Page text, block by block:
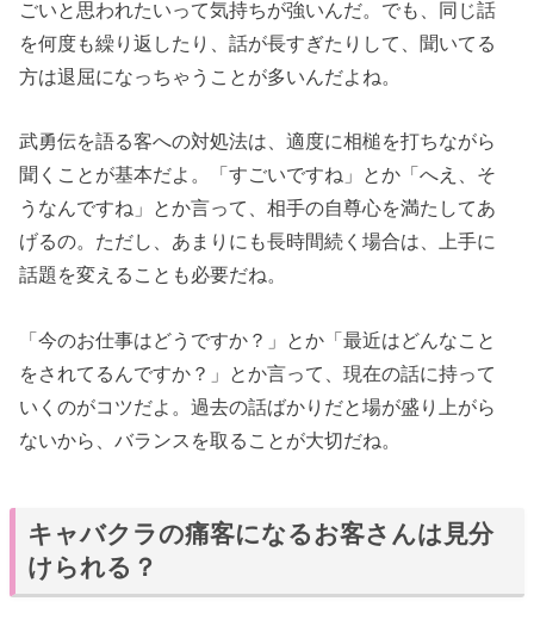
ごいと思われたいって気持ちが強いんだ。でも、同じ話
を何度も繰り返したり、話が長すぎたりして、聞いてる
方は退屈になっちゃうことが多いんだよね。
武勇伝を語る客への対処法は、適度に相槌を打ちながら
聞くことが基本だよ。「すごいですね」とか「へえ、そ
うなんですね」とか言って、相手の自尊心を満たしてあ
げるの。ただし、あまりにも長時間続く場合は、上手に
話題を変えることも必要だね。
「今のお仕事はどうですか？」とか「最近はどんなこと
をされてるんですか？」とか言って、現在の話に持って
いくのがコツだよ。過去の話ばかりだと場が盛り上がら
ないから、バランスを取ることが大切だね。
キャバクラの痛客になるお客さんは見分
けられる？